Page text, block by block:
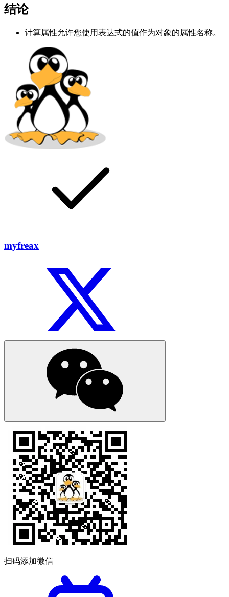
结论
计算属性允许您使用表达式的值作为对象的属性名称。
myfreax
扫码添加微信